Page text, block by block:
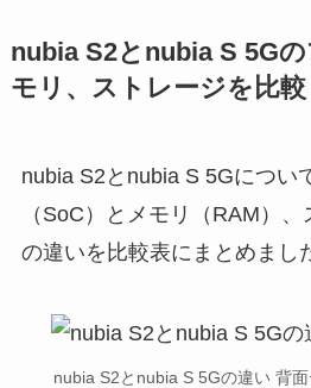
nubia S2とnubia S 5G
モリ、ストレージを比較
nubia S2とnubia S 5Gについ
（SoC）とメモリ（RAM）、
の違いを比較表にまとめまし
nubia S2とnubia S 5Gの違い 背